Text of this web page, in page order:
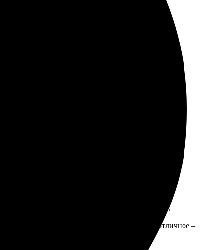
оформил заказ без проблем.
буду заказывать снова.
Оперативная доставка и отличное качество.
заказа оказался очень простым: зашла на сайт,
пункте выдачи. Качество печати просто отличное –